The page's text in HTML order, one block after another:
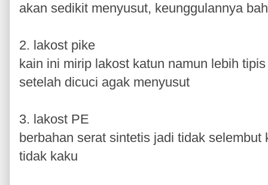
akan sedikit menyusut, keunggulannya
2. lakost pike
kain ini mirip lakost katun namun lebih
setelah dicuci agak menyusut
3. lakost PE
berbahan serat sintetis jadi tidak
tidak kaku